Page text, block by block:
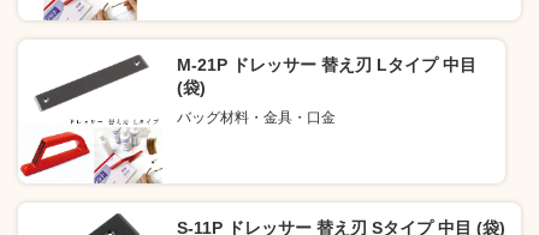
M-21P ドレッサー 替え刃 Lタイプ 中目
(袋)
バッグ材料・金具・口金
S-11P ドレッサー 替え刃 Sタイプ 中目 (袋)